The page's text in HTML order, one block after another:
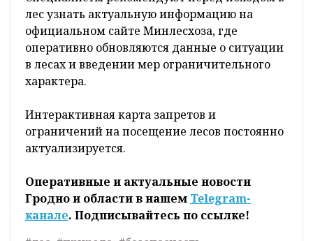
Специалисты рекомендуют перед походом в